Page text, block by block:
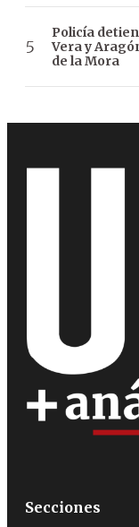
Policía
Vera y
de la Mora
Secciones